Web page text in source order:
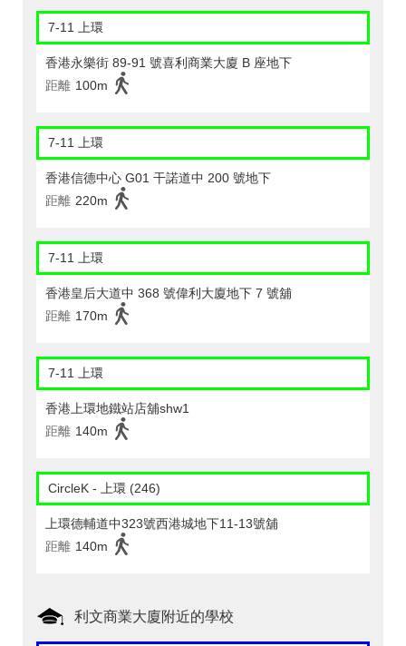
7-11 上環
香港永樂街 89-91 號喜利商業大廈 B 座地下
距離 100m
7-11 上環
香港信德中心 G01 干諾道中 200 號地下
距離 220m
7-11 上環
香港皇后大道中 368 號偉利大廈地下 7 號舖
距離 170m
7-11 上環
香港上環地鐵站店舖shw1
距離 140m
CircleK - 上環 (246)
上環德輔道中323號西港城地下11-13號舖
距離 140m
利文商業大廈附近的學校